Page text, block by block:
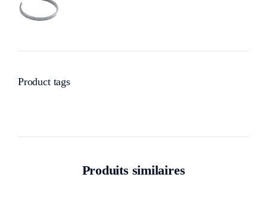
Product tags
Produits similaires